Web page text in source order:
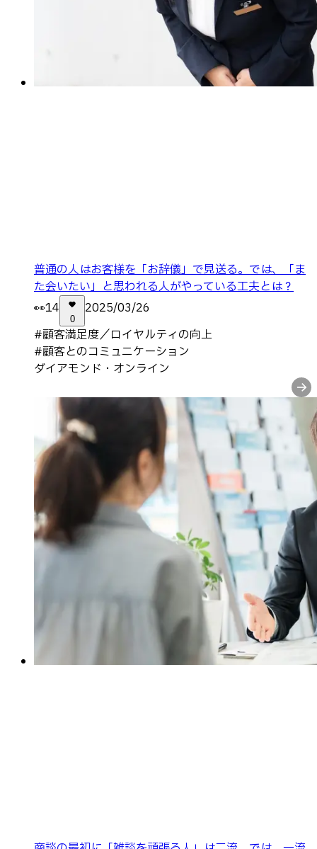
普通の人はお客様を「お辞儀」で見送る。では、「ま
た会いたい」と思われる人がやっている工夫とは？
👀14
0
2025/03/26
#顧客満足度／ロイヤルティの向上
#顧客とのコミュニケーション
ダイアモンド・オンライン